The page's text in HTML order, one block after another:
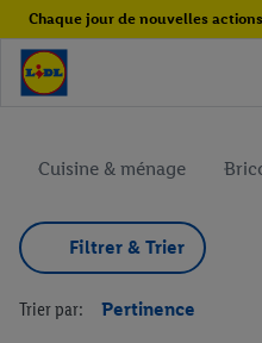
Chaque jour de nouvelles
Cuisine & ménage
Filtrer & Trier
Trier par: Pertinence